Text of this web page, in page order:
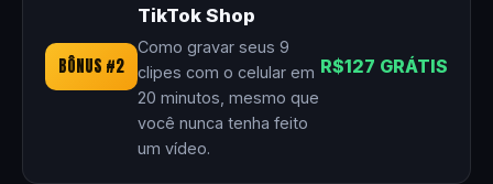
BÔNUS #2
TikTok Shop
Como gravar seus 9
clipes com o celular em
20 minutos, mesmo que
você nunca tenha feito
um vídeo.
R$127 GRÁTIS